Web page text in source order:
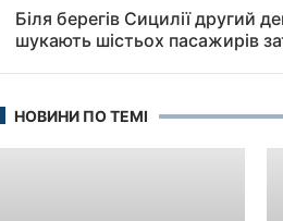
Біля берегів Сицилії другий
шукають шістьох пасажирів
НОВИНИ ПО ТЕМІ